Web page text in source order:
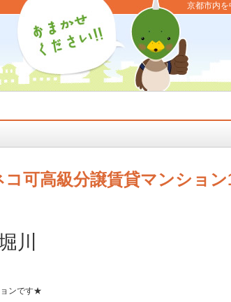
京都市内
コ可高級分譲賃貸マンショ
川
ョンです★